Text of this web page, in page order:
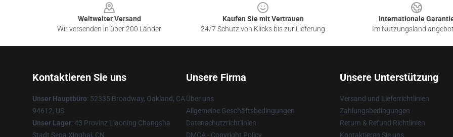
Weltweiter Versand
Wir versenden in über 200 Länder
Kaufen Sie mit Vertrauen
24/7 Schutz von Klicks bis zur Lieferung
Internationale
Im Nutzungsland
Kontaktieren Sie uns
Unser Hauptbüro: 52335 Broadway, Oakland, CA
94612, US
Unser Lager: 43 Provinz Liaoning Changsha
Stadt Sega Xinghai, CN
Unsere Firma
Über uns
Allgemeine Geschäftsbedingungen
Datenschutzrichtlinien
DMCA - Copyright Policy
Unsere Unterstützung
Versand und Lieferrichtlinien
Zahlungsbedingungen
Return & Refund Richtlinien
Kontaktieren Sie uns